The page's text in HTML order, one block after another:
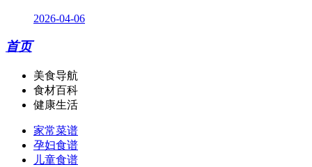
2026-04-06
首页
美食导航
食材百科
健康生活
家常菜谱
孕妇食谱
儿童食谱